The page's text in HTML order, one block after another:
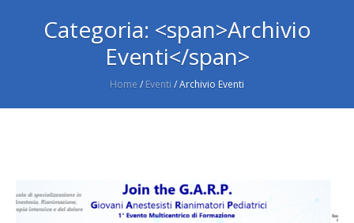
Categoria: <span>Archivio
Eventi</span>
Home / Eventi /Archivio Eventi